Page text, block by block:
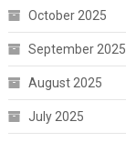
October 2025
September 2025
August 2025
July 2025